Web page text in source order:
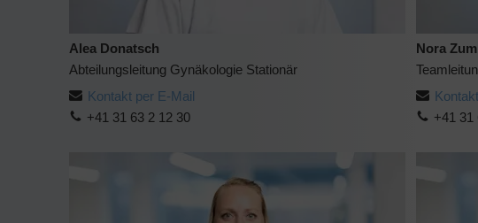
Alea Donatsch
Abteilungsleitung Gynäkologie Stationär
Kontakt per E-Mail
+41 31 63 2 12 30
Nora
+41 31